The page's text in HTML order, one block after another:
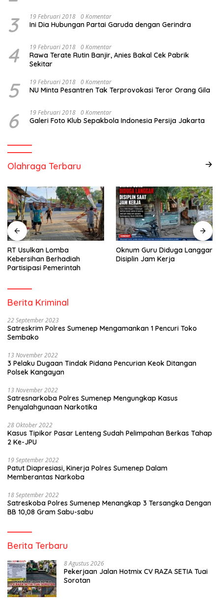
3
19 Februari 2018 0 Komentar
Ini Dia Hubungan Partai Garuda dengan Gerindra
4 19 Februari 2018 0 Komentar
Rawa Terate Rutin Banjir, Anies Bakal Cek Pabrik
Sekitar
5 19 Februari 2018 0 Komentar
NU Minta Pesantren Tak Terprovokasi Teror Orang Gila
6 19 Februari 2018 0 Komentar
Galeri Foto Klub Sepakbola Indonesia Persija Jakarta
Olahraga Terbaru
RT Usulkan Lomba
Kebersihan Berhadiah
Partisipasi Pemerintah
Oknum Guru Diduga Langgar
Disiplin Jam Kerja
Berita Kriminal
22 September 2023
Satreskrim Polres Sumenep Mengamankan 1 Pencuri Toko
Sembako
13 November 2022
3 Pelaku Dugaan Tindak Pidana Pencurian Keok Ditangan
Polsek Kangayan
13 November 2022
Satresnarkoba Polres Sumenep Mengungkap Kasus
Penyalahgunaan Narkotika
28 Oktober 2022
Kasus Tipikor Pasar Lenteng Sudah Pelimpahan Berkas Tahap
2 Ke-JPU
19 September 2022
Patut Diapresiasi, Kinerja Polres Sumenep Dalam
Memberantas Narkoba
18 September 2022
Satreskoba Polres Sumenep Menangkap 3 Tersangka Dengan
BB 10,08 Gram Sabu-sabu
Berita Terbaru
8 Agustus 2026
Pekerjaan Jalan Hotmix CV RAZA SETIA Tuai
Sorotan